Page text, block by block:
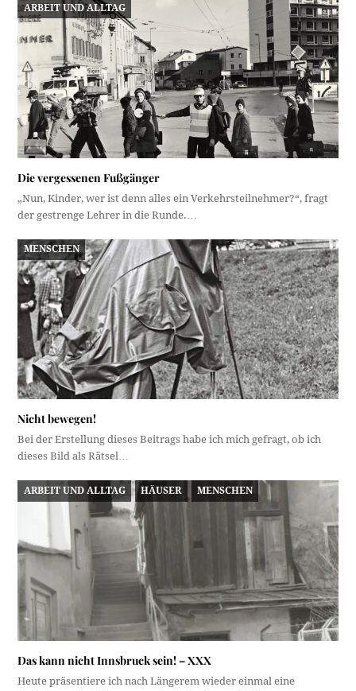
ARBEIT UND ALLTAG
Die vergessenen Fußgänger
„Nun, Kinder, wer ist denn alles ein Verkehrsteilnehmer?“, fragt
der gestrenge Lehrer in die Runde.…
MENSCHEN
Nicht bewegen!
Bei der Erstellung dieses Beitrags habe ich mich gefragt, ob ich
dieses Bild als Rätsel…
ARBEIT UND ALLTAG HÄUSER MENSCHEN
Das kann nicht Innsbruck sein! – XXX
Heute präsentiere ich nach Längerem wieder einmal eine